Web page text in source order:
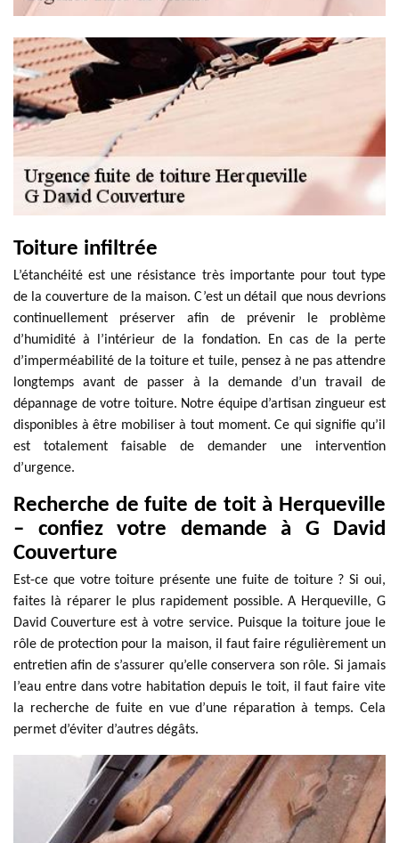
Toiture infiltrée
L’étanchéité est une résistance très importante pour tout type
de la couverture de la maison. C’est un détail que nous devrions
continuellement préserver afin de prévenir le problème
d’humidité à l’intérieur de la fondation. En cas de la perte
d’imperméabilité de la toiture et tuile, pensez à ne pas attendre
longtemps avant de passer à la demande d’un travail de
dépannage de votre toiture. Notre équipe d’artisan zingueur est
disponibles à être mobiliser à tout moment. Ce qui signifie qu’il
est totalement faisable de demander une intervention
d’urgence.
Recherche de fuite de toit à Herqueville
– confiez votre demande à G David
Couverture
Est-ce que votre toiture présente une fuite de toiture ? Si oui,
faites là réparer le plus rapidement possible. A Herqueville, G
David Couverture est à votre service. Puisque la toiture joue le
rôle de protection pour la maison, il faut faire régulièrement un
entretien afin de s’assurer qu’elle conservera son rôle. Si jamais
l’eau entre dans votre habitation depuis le toit, il faut faire vite
la recherche de fuite en vue d’une réparation à temps. Cela
permet d’éviter d’autres dégâts.